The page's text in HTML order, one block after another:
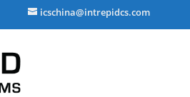
icschina@intrepidcs.com